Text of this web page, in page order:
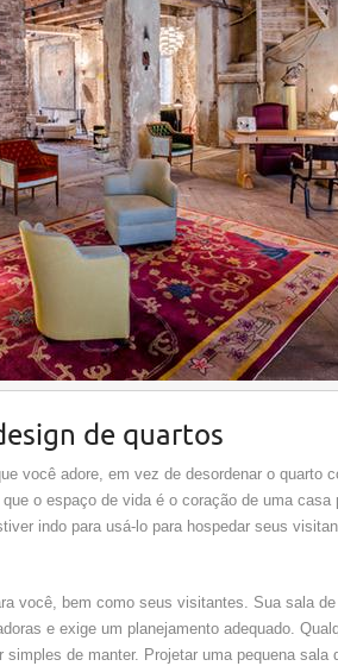
de quartos
você adore, em vez de desordenar o quarto
o espaço de vida é o coração de uma
indo para usá-lo para hospedar seus
você, bem como seus visitantes. Sua sala
e exige um planejamento adequado.
de manter. Projetar uma pequena